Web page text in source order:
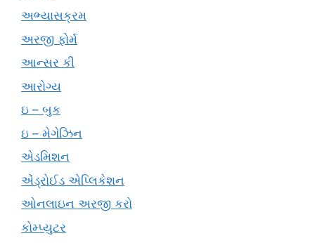
અભ્યાસક્રમ
અરજી ફોર્મ
આન્સર કી
આરોગ્ય
ઇ – બુક
ઇ – મેગેઝિન
એડમિશન
એંડ્રોઈડ એપ્લિકેશન
ઓનલાઇન અરજી કરો
કોમ્પ્યુટર